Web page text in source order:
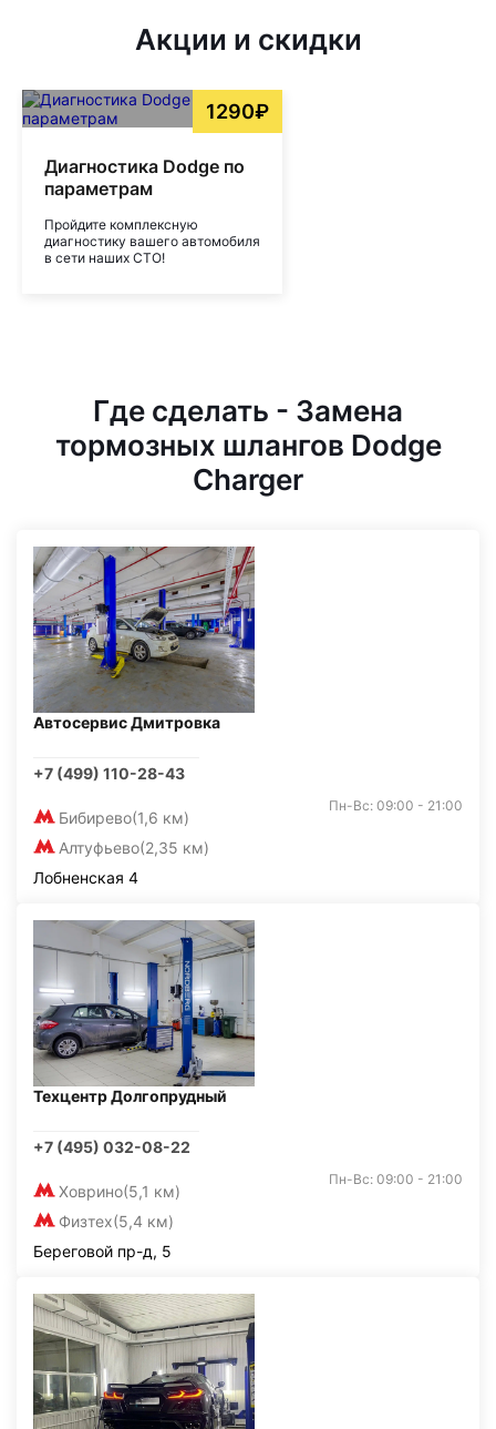
Акции и скидки
1290₽
Диагностика Dodge по
параметрам
Пройдите комплексную
диагностику вашего автомобиля
в сети наших СТО!
Где сделать - Замена
тормозных шлангов Dodge
Charger
Автосервис Дмитровка
+7 (499) 110-28-43
Бибирево(1,6 км)
Алтуфьево(2,35 км)
Пн-Вс: 09:00 - 21:00
Лобненская 4
Техцентр Долгопрудный
+7 (495) 032-08-22
Ховрино(5,1 км)
Физтех(5,4 км)
Пн-Вс: 09:00 - 21:00
Береговой пр-д, 5